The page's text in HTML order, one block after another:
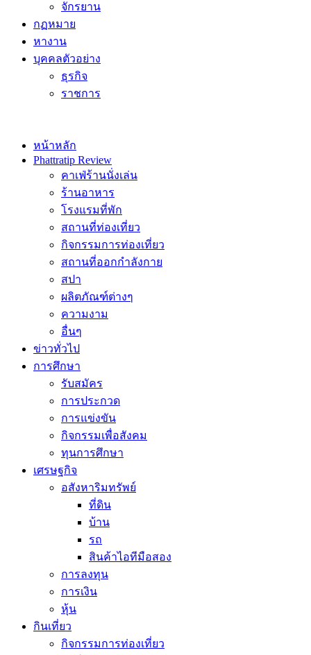
จักรยาน
กฏหมาย
หางาน
บุคคลตัวอย่าง
ธุรกิจ
ราชการ
หน้าหลัก
Phattratip Review
คาเฟ่ร้านนั่งเล่น
ร้านอาหาร
โรงแรมที่พัก
สถานที่ท่องเที่ยว
กิจกรรมการท่องเที่ยว
สถานที่ออกกำลังกาย
สปา
ผลิตภัณฑ์ต่างๆ
ความงาม
อื่นๆ
ข่าวทั่วไป
การศึกษา
รับสมัคร
การประกวด
การแข่งขัน
กิจกรรมเพื่อสังคม
ทุนการศึกษา
เศรษฐกิจ
อสังหาริมทรัพย์
ที่ดิน
บ้าน
รถ
สินค้าไอทีมือสอง
การลงทุน
การเงิน
หุ้น
กินเที่ยว
กิจกรรมการท่องเที่ยว